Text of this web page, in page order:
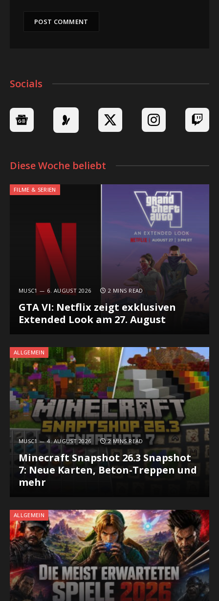
Socials
Diese Woche beliebt
FILME & SERIEN
MUSC1 6. AUGUST 2026 2 MINS READ
GTA VI: Netflix zeigt exklusiven
Extended Look am 27. August
ALLGEMEIN
MUSC1 4. AUGUST 2026 2 MINS READ
Minecraft Snapshot 26.3 Snapshot
7: Neue Karten, Beton-Treppen und
mehr
ALLGEMEIN